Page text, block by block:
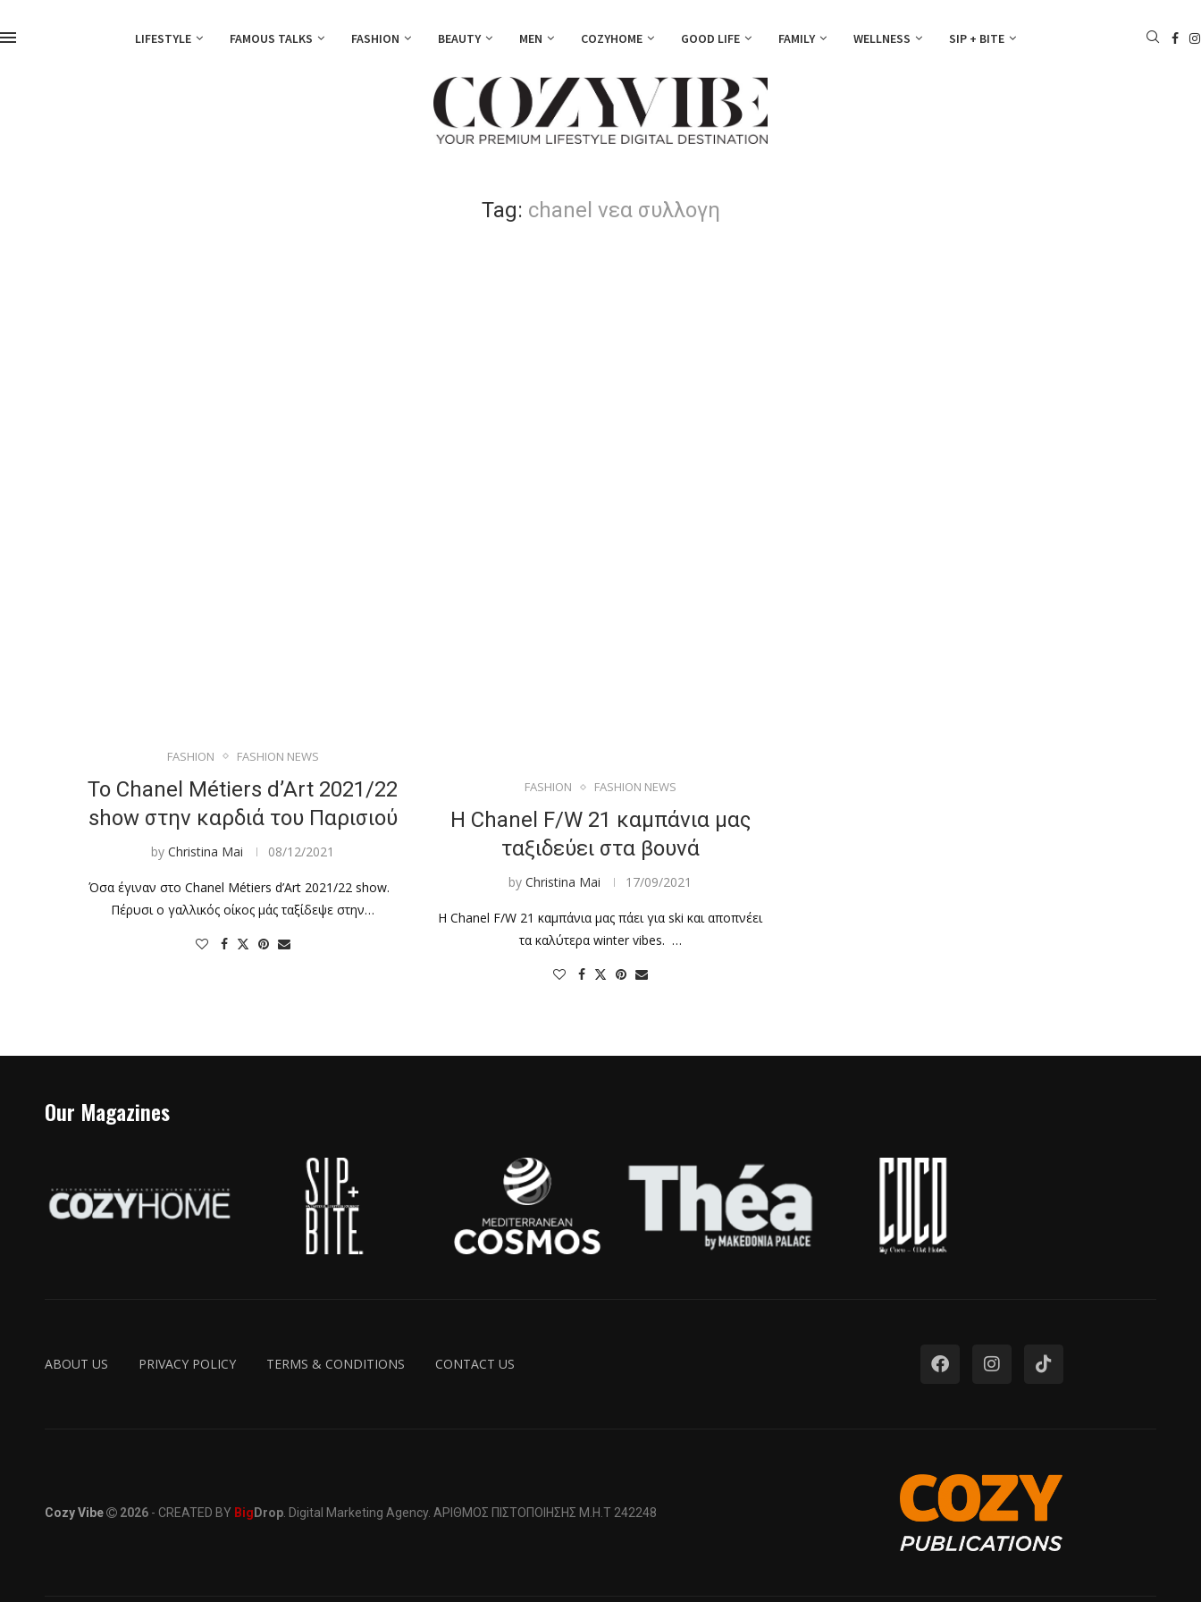
LIFESTYLE FAMOUS TALKS FASHION BEAUTY MEN COZYHOME GOOD LIFE FAMILY WELLNESS SIP + BITE
Tag: chanel νεα συλλογη
FASHION FASHION NEWS
Το Chanel Métiers d’Art 2021/22
show στην καρδιά του Παρισιού
byChristina Mai 08/12/2021
Όσα έγιναν στο Chanel Métiers d’Art 2021/22 show.
Πέρυσι ο γαλλικός οίκος μάς ταξίδεψε στην…
FASHION FASHION NEWS
Η Chanel F/W 21 καμπάνια μας
ταξιδεύει στα βουνά
byChristina Mai 17/09/2021
Η Chanel F/W 21 καμπάνια μας πάει για ski και αποπνέει
τα καλύτερα winter vibes. …
Our Magazines
ABOUT US PRIVACY POLICY TERMS & CONDITIONS CONTACT US
Cozy Vibe 2026 - CREATED BY Big Drop . Digital Marketing Agency. ΑΡΙΘΜΟΣ ΠΙΣΤΟΠΟΙΗΣΗΣ Μ.Η.Τ 242248